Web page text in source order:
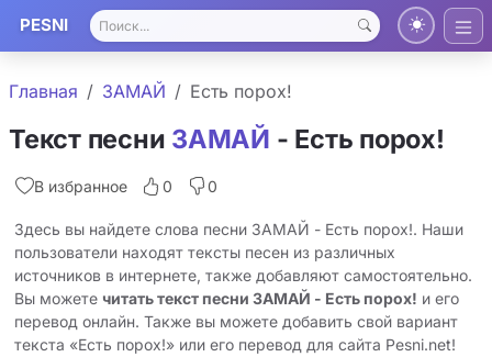
PESNI
Главная ЗАМАЙ Есть порох!
Текст песни ЗАМАЙ - Есть порох!
В избранное 0 0
Здесь вы найдете слова песни ЗАМАЙ - Есть порох!. Наши
пользователи находят тексты песен из различных
источников в интернете, также добавляют самостоятельно.
Вы можете читать текст песни ЗАМАЙ - Есть порох! и его
перевод онлайн. Также вы можете добавить свой вариант
текста «Есть порох!» или его перевод для сайта Pesni.net!